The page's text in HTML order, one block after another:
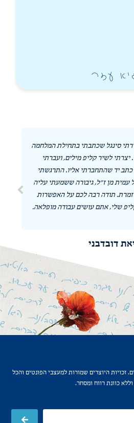
עזר
סינגל שכתבתי בתחילת המלחמה
יצרתי לשיר קליפ מילים, ועברתי
כתב יד שהתחברתי אליו. התרגשתי
עמית מן ז"ל, גיבורה ששמעתי עליה
תודה רבה לכם על האפשרות
שלי, אתם עושים עבודה מופלאה.
דובדבני
זכויות היוצרים שמורות למעצבי הפונטים והכל
כוונת רווח ומסחר.